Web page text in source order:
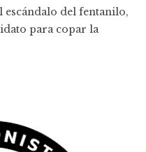
escándalo del fentanilo,
para copar la